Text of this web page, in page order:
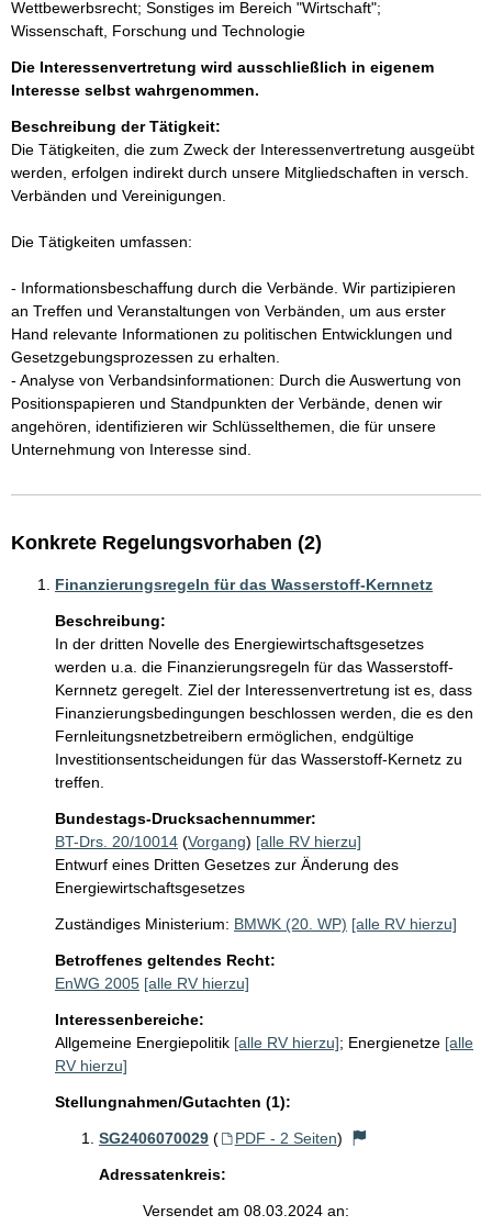
Wettbewerbsrecht; Sonstiges im Bereich "Wirtschaft";
Wissenschaft, Forschung und Technologie
Die Interessenvertretung wird ausschließlich in eigenem
Interesse selbst wahrgenommen.
Beschreibung der Tätigkeit:
Die Tätigkeiten, die zum Zweck der Interessenvertretung ausgeübt
werden, erfolgen indirekt durch unsere Mitgliedschaften in versch.
Verbänden und Vereinigungen.
Die Tätigkeiten umfassen:
- Informationsbeschaffung durch die Verbände. Wir partizipieren
an Treffen und Veranstaltungen von Verbänden, um aus erster
Hand relevante Informationen zu politischen Entwicklungen und
Gesetzgebungsprozessen zu erhalten.
- Analyse von Verbandsinformationen: Durch die Auswertung von
Positionspapieren und Standpunkten der Verbände, denen wir
angehören, identifizieren wir Schlüsselthemen, die für unsere
Konkrete Regelungsvorhaben (2)
Finanzierungsregeln für das Wasserstoff-Kernnetz
Beschreibung:
In der dritten Novelle des Energiewirtschaftsgesetzes
werden u.a. die Finanzierungsregeln für das Wasserstoff-
Kernnetz geregelt. Ziel der Interessenvertretung ist es, dass
Finanzierungsbedingungen beschlossen werden, die es den
Fernleitungsnetzbetreibern ermöglichen, endgültige
Investitionsentscheidungen für das Wasserstoff-Kernetz zu
treffen.
Bundestags-Drucksachennummer:
BT-Drs. 20/10014 (Vorgang) [alle RV hierzu]
Entwurf eines Dritten Gesetzes zur Änderung des
Energiewirtschaftsgesetzes
Zuständiges Ministerium: BMWK (20. WP) [alle RV hierzu]
Betroffenes geltendes Recht:
EnWG 2005 [alle RV hierzu]
Interessenbereiche:
Allgemeine Energiepolitik [alle RV hierzu]; Energienetze [alle
RV hierzu]
Stellungnahmen/Gutachten (1):
SG2406070029 ( PDF - 2 Seiten)
Adressatenkreis:
Versendet am 08.03.2024 an: